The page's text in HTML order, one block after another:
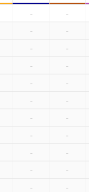
- -
- -
- -
- -
- -
- -
- -
- -
- -
- -
- -